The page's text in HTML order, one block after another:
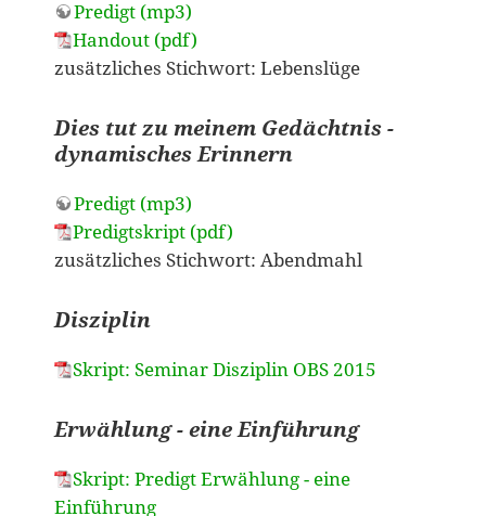
Predigt (mp3)
Handout (pdf)
zusätzliches Stichwort: Lebenslüge
Dies tut zu meinem Gedächtnis -
dynamisches Erinnern
Predigt (mp3)
Predigtskript (pdf)
zusätzliches Stichwort: Abendmahl
Disziplin
Skript: Seminar Disziplin OBS 2015
Erwählung - eine Einführung
Skript: Predigt Erwählung - eine
Einführung